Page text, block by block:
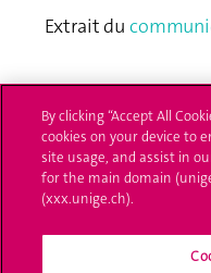
Extrait du
By clicking “Accept All
cookies on your device to
site usage, and assist in
for the main domain
(xxx.unige.ch).